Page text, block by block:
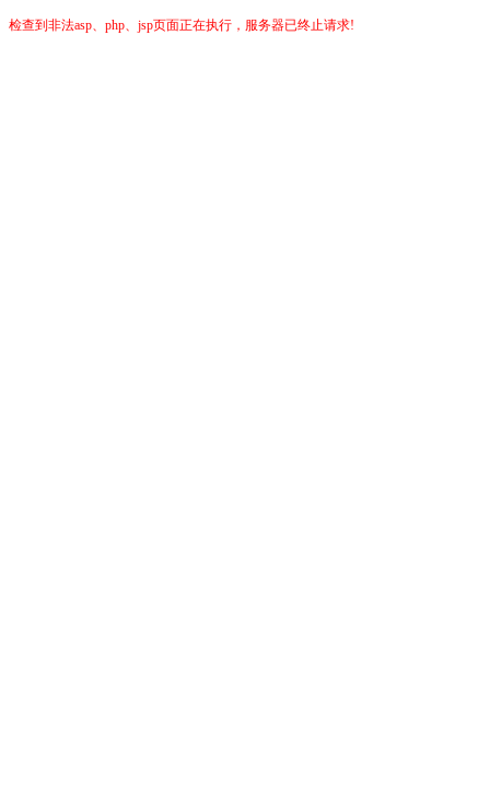
检查到非法asp、php、jsp页面正在执行，服务器已终止请求!